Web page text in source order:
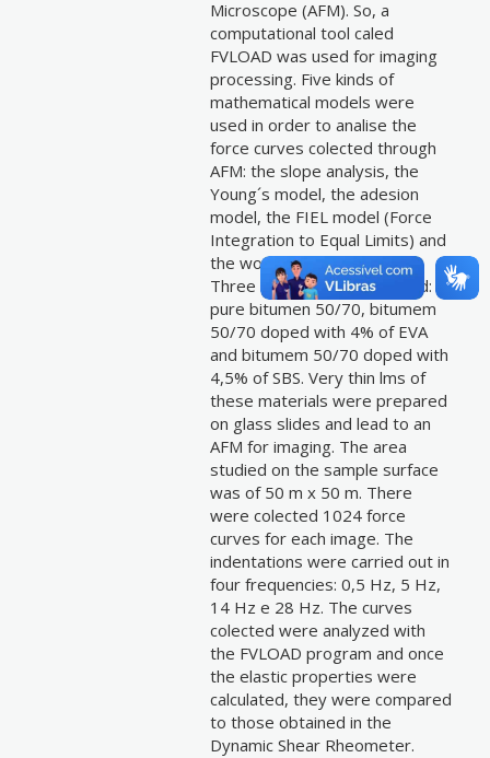
Microscope (AFM). So, a
computational tool caled
FVLOAD was used for imaging
processing. Five kinds of
mathematical models were
used in order to analise the
force curves colected through
AFM: the slope analysis, the
Young´s model, the adesion
model, the FIEL model (Force
Integration to Equal Limits) and
the work difference model.
Three samples were studied:
pure bitumen 50/70, bitumem
50/70 doped with 4% of EVA
and bitumem 50/70 doped with
4,5% of SBS. Very thin lms of
these materials were prepared
on glass slides and lead to an
AFM for imaging. The area
studied on the sample surface
was of 50 m x 50 m. There
were colected 1024 force
curves for each image. The
indentations were carried out in
four frequencies: 0,5 Hz, 5 Hz,
14 Hz e 28 Hz. The curves
colected were analyzed with
the FVLOAD program and once
the elastic properties were
calculated, they were compared
to those obtained in the
Dynamic Shear Rheometer.